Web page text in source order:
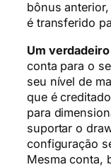
bônus
é transferido
Um
conta para o
seu nível de
que é
para
suportar o
configuração
Mesma conta,